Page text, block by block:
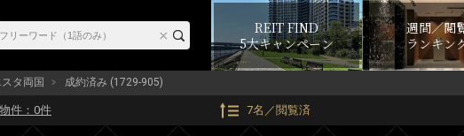
REIT FIND
5大キャンペーン
週間／閲
ランキン
タ両国 成約済み (1729-905)
件： 0件 7名／閲覧済